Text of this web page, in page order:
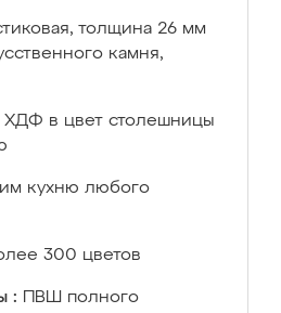
толщина 26 мм
камня,
ХДФ в цвет столешницы
кухню любого
300 цветов
:
ПВШ полного